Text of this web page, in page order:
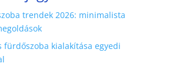
trendek 2026: minimalista
fürdőszoba kialakítása egyedi